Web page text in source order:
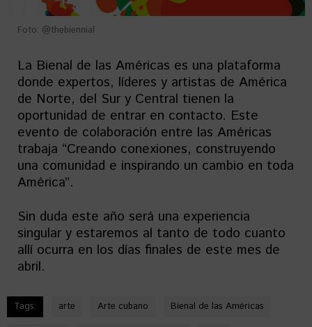
Foto: @thebiennial
La Bienal de las Américas es una plataforma
donde expertos, líderes y artistas de América
de Norte, del Sur y Central tienen la
oportunidad de entrar en contacto. Este
evento de colaboración entre las Américas
trabaja “Creando conexiones, construyendo
una comunidad e inspirando un cambio en toda
América”.
Sin duda este año será una experiencia
singular y estaremos al tanto de todo cuanto
allí ocurra en los días finales de este mes de
abril.
Tags: arte Arte cubano Bienal de las Américas